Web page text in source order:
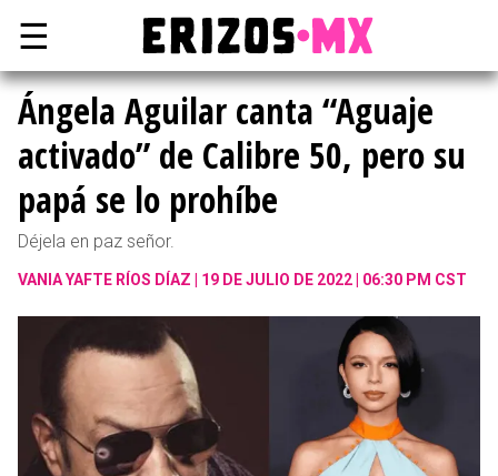
☰
Ángela Aguilar canta “Aguaje
activado” de Calibre 50, pero su
papá se lo prohíbe
Déjela en paz señor.
VANIA YAFTE RÍOS DÍAZ 19 DE JULIO DE 2022 | 06:30 PM CST